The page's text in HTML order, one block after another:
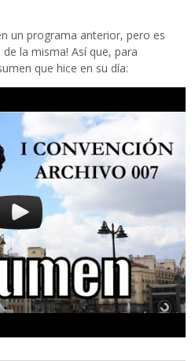
un programa anterior, pero es
la misma! Así que, para
que hice en su día: